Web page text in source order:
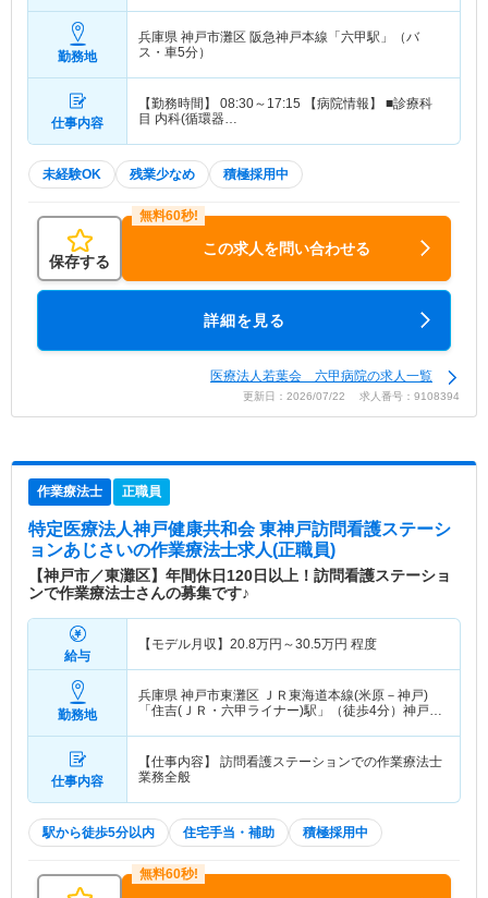
勤務地
兵庫県 神戸市灘区 阪急神戸本線「六甲駅」（バ
ス・車5分）
仕事内容
【勤務時間】 08:30～17:15 【病院情報】 ■診療科
目 内科(循環器…
未経験OK 残業少なめ 積極採用中
保存する
この求人を問い合わせる
詳細を見る
医療法人若葉会 六甲病院の求人一覧
更新日：2026/07/22 求人番号：9108394
作業療法士 正職員
特定医療法人神戸健康共和会 東神戸訪問看護ステーシ
ョンあじさいの作業療法士求人(正職員)
【神戸市／東灘区】年間休日120日以上！訪問看護ステーショ
ンで作業療法士さんの募集です♪
給与
【モデル月収】 20.8万円～30.5万円 程度
勤務地
兵庫県 神戸市東灘区 ＪＲ東海道本線(米原－神戸)
「住吉(ＪＲ・六甲ライナー)駅」（徒歩4分）神戸新
駅」（徒歩4分）
仕事内容
【仕事内容】 訪問看護ステーションでの作業療法士
業務全般
駅から徒歩5分以内 住宅手当・補助 積極採用中